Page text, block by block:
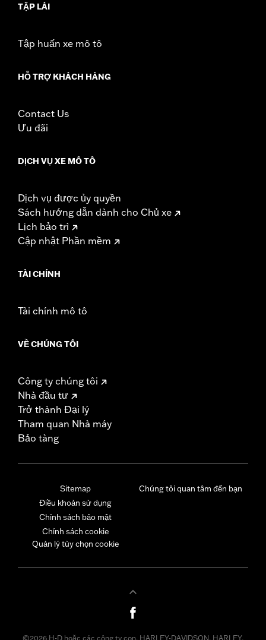
Origin: Imported
TẬP LÁI
Tập huấn xe mô tô
HỖ TRỢ KHÁCH HÀNG
Contact Us
Ưu đãi
DỊCH VỤ XE MÔ TÔ
Dịch vụ được ủy quyền
Sách hướng dẫn dành cho Chủ xe
Lịch bảo trì
Cập nhật Phần mềm
TÀI CHÍNH
Tài chính mô tô
VỀ CHÚNG TÔI
Công ty chúng tôi
Nhà đầu tư
Trở thành Đại lý
Tham quan Nhà máy
Bảo tàng
Sitemap
Điều khoản sử dụng
Chính sách bảo mật
Chính sách cookie
Quản lý tùy chọn cookie
Chúng tôi quan tâm đến bạn
©2026 H-D hoặc các công ty con. HARLEY-DAVIDSON, HARLEY,